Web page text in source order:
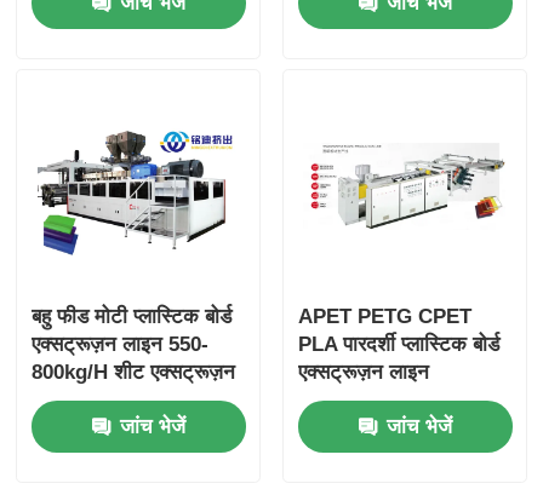
बहु फीड मोटी प्लास्टिक बोर्ड
एक्सट्रूज़न लाइन 550-
800kg/H शीट एक्सट्रूज़न
मशीन
जांच भेजें
APET PETG CPET
PLA पारदर्शी प्लास्टिक बोर्ड
एक्सट्रूज़न लाइन
मल्टीफ़ंक्शनल 750kg/H
500kg/H जांच भेजें